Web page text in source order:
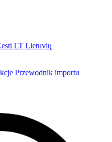
LT Lietuvių
Przewodnik importu